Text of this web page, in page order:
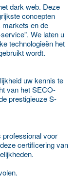
dark web. Deze
concepten
markets en de
We laten u
technologieën het
wordt.
uw kennis te
van het SECO-
prestigieuze S-
professional voor
certificering van